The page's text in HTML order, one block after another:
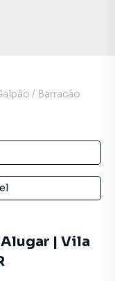
/ Barracão
| Vila